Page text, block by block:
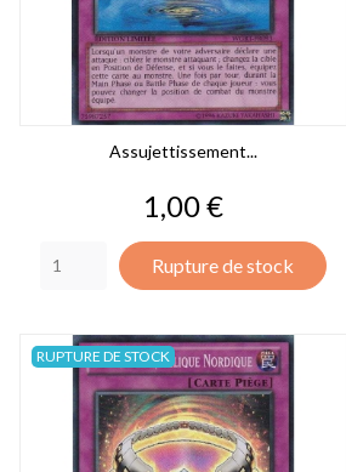
Assujettissement...
Prix
1,00 €
Rupture de stock
RUPTURE DE STOCK